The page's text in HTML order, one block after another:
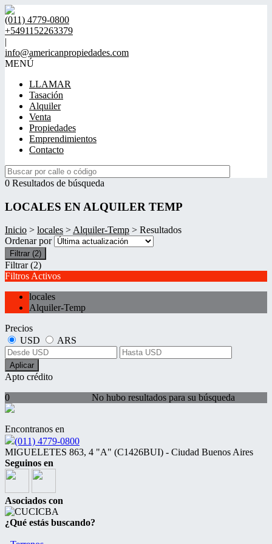
(011) 4779-0800
+5491152263379
|
info@americanpropiedades.com
MENÚ
LLAMAR
Tasación
Alquiler
Venta
Propiedades
Emprendimientos
Contacto
0 Resultados de búsqueda
LOCALES EN ALQUILER TEMP
Inicio > locales >Alquiler-Temp > Resultados
Ordenar por
Filtrar (2)
Filtrar (2)
Filtros Activos
locales
Alquiler-Temp
Precios
USD
ARS
Aplicar
Apto crédito
No hubo resultados para su búsqueda
0
Encontranos en
(011) 4779-0800
MIGUELETES 863, 4 "A" (C1426BUI) - Ciudad Buenos Aires
Seguinos en
Asociados con
¿Qué estás buscando?